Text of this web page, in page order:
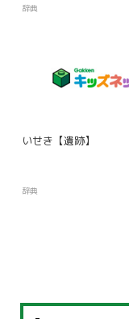
辞典
いせき【遺跡】
辞典